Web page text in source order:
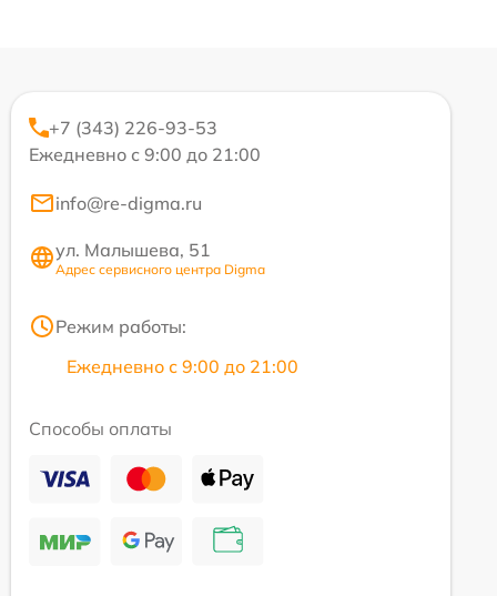
+7 (343) 226-93-53
Ежедневно с 9:00 до 21:00
info@re-digma.ru
ул. Малышева, 51
Адрес сервисного центра Digma
Режим работы:
Ежедневно с 9:00 до 21:00
Способы оплаты